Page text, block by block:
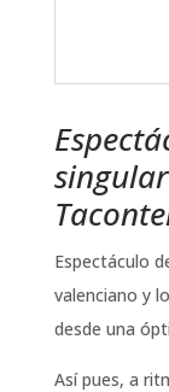
Espectáculo
valenciano y
desde una
Así pues, a